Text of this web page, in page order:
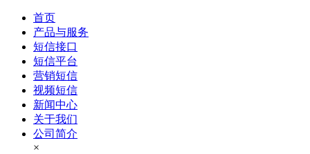
首页
产品与服务
短信接口
短信平台
营销短信
视频短信
新闻中心
关于我们
公司简介
×